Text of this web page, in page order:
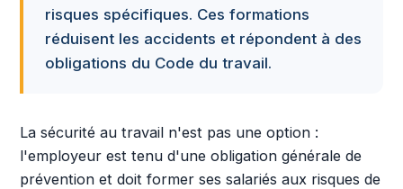
risques spécifiques. Ces formations
réduisent les accidents et répondent à des
obligations du Code du travail.
La sécurité au travail n'est pas une option :
l'employeur est tenu d'une obligation générale de
prévention et doit former ses salariés aux risques de